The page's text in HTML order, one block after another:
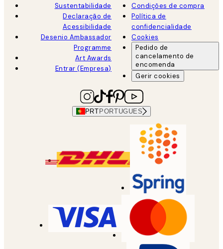
Sustentabilidade
Declaração de
Acessibilidade
Desenio Ambassador
Programme
Art Awards
Entrar (Empresa)
Condições de compra
Política de
confidencialidade
Cookies
Pedido de
cancelamento de
encomenda
Gerir cookies
PRT PORTUGUES